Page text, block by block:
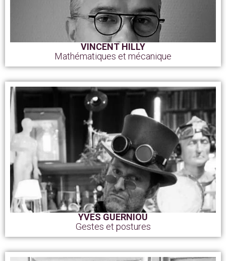
VINCENT HILLY
Mathématiques et mécanique
YVES GUERNIOU
Gestes et postures